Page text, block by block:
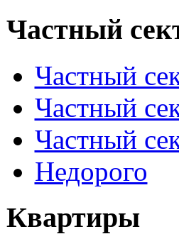
Частный
Частный
Частный
Частный
Недорого
Квартиры